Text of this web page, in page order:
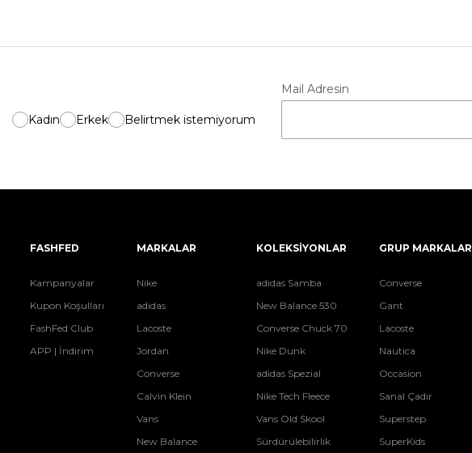
Kadın Erkek Belirtmek istemiyorum
Mail Adresin
FASHFED
Kampanyalar
Kupon Koşulları
FashFed Club
APP | İndirim
MARKALAR
Nike
adidas
Lacoste
Jordan
Converse
Calvin Klein
Vans
New Balance
KOLEKSİYONLAR
adidas Samba
New Balance 530
Converse Chuck 70
Nike Dunk
adidas Spezial
Nike Tech Fleece
Vans Old Skool
Sürdürülebilirlik
GRUP MARKALAR
Converse
Gant
Lacoste
Nautica
Occasion
Sanal Çadır
Superstep
SuperKids